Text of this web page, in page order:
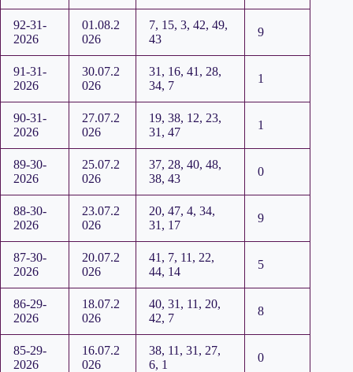
92-31-
2026
01.08.2
026
7, 15, 3, 42, 49,
43
9
91-31-
2026
30.07.2
026
31, 16, 41, 28,
34, 7
1
90-31-
2026
27.07.2
026
19, 38, 12, 23,
31, 47
1
89-30-
2026
25.07.2
026
37, 28, 40, 48,
38, 43
0
88-30-
2026
23.07.2
026
20, 47, 4, 34,
31, 17
9
87-30-
2026
20.07.2
026
41, 7, 11, 22,
44, 14
5
86-29-
2026
18.07.2
026
40, 31, 11, 20,
42, 7
8
85-29-
2026
16.07.2
026
38, 11, 31, 27,
6, 1
0